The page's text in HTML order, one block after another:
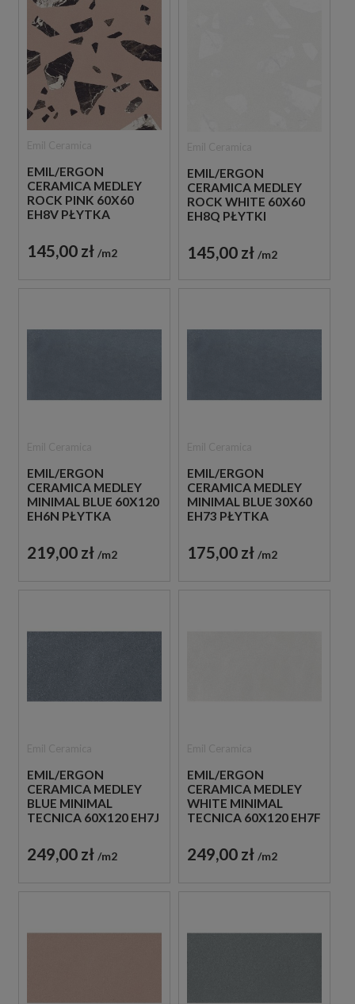
EMIL/ERGON
CERAMICA MEDLEY
ROCK PINK 60X60
EH8V PŁYTKA
145,00 zł m2
EMIL/ERGON
CERAMICA MEDLEY
ROCK WHITE 60X60
EH8Q PŁYTKI
145,00 zł m2
EMIL/ERGON
CERAMICA MEDLEY
MINIMAL BLUE 60X120
EH6N PŁYTKA
219,00 zł m2
EMIL/ERGON
CERAMICA MEDLEY
MINIMAL BLUE 30X60
EH73 PŁYTKA
175,00 zł m2
EMIL/ERGON
CERAMICA MEDLEY
BLUE MINIMAL
TECNICA 60X120 EH7J
IMITUJĄCE LASTRYKO
249,00 zł m2
EMIL/ERGON
CERAMICA MEDLEY
WHITE MINIMAL
TECNICA 60X120 EH7F
IMITUJĄCE LASTRYKO
249,00 zł m2